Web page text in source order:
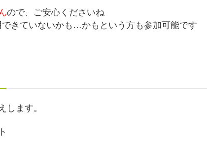
ので、ご安心くださいね
きていないかも…かもという方も参加可能です
します。